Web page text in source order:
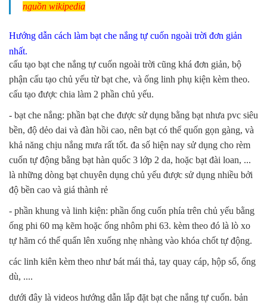
nguồn wikipedia
Hướng dẫn cách làm bạt che nắng tự cuốn ngoài trời đơn giản
nhất.
cấu tạo bạt che nắng tự cuốn ngoài trời cũng khá đơn giản, bộ
phận cấu tạo chủ yếu từ bạt che, và ống linh phụ kiện kèm theo.
cấu tạo được chia làm 2 phần chủ yếu.
- bạt che nắng: phần bạt che được sử dụng bằng bạt nhưa pvc siêu
bền, độ dẻo dai và đàn hồi cao, nên bạt có thể quốn gọn gàng, và
khả năng chịu nắng mưa rất tốt. đa số hiện nay sử dụng cho rèm
cuốn tự động bằng bạt hàn quốc 3 lớp 2 da, hoặc bạt đài loan, ...
là những dòng bạt chuyên dụng chủ yếu được sử dụng nhiều bởi
độ bền cao và giá thành rẻ
- phần khung và linh kiện: phần ống cuốn phía trên chủ yếu bằng
ống phi 60 mạ kẽm hoặc ống nhôm phi 63. kèm theo đó là lò xo
tự hãm có thể quấn lên xuống nhẹ nhàng vào khóa chốt tự động.
các linh kiên kèm theo như bát mái thả, tay quay cáp, hộp số, ống
dù, ....
dưới đây là videos hướng dẫn lắp đặt bạt che nắng tự cuốn. bản